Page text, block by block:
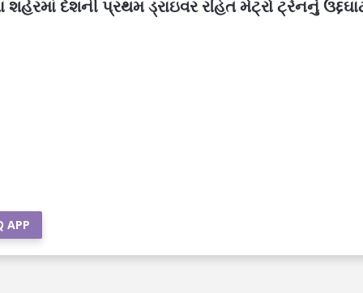
દેશની પ્રથમ ડ્રાઇવર રહિત મેટ્રો ટ્રેનનું
APP